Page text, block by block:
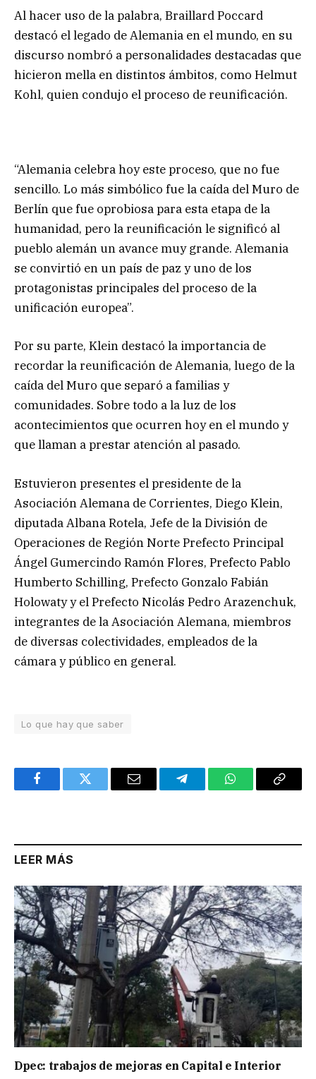
Al hacer uso de la palabra, Braillard Poccard
destacó el legado de Alemania en el mundo, en su
discurso nombró a personalidades destacadas que
hicieron mella en distintos ámbitos, como Helmut
Kohl, quien condujo el proceso de reunificación.
“Alemania celebra hoy este proceso, que no fue
sencillo. Lo más simbólico fue la caída del Muro de
Berlín que fue oprobiosa para esta etapa de la
humanidad, pero la reunificación le significó al
pueblo alemán un avance muy grande. Alemania
se convirtió en un país de paz y uno de los
protagonistas principales del proceso de la
unificación europea”.
Por su parte, Klein destacó la importancia de
recordar la reunificación de Alemania, luego de la
caída del Muro que separó a familias y
comunidades. Sobre todo a la luz de los
acontecimientos que ocurren hoy en el mundo y
que llaman a prestar atención al pasado.
Estuvieron presentes el presidente de la
Asociación Alemana de Corrientes, Diego Klein,
diputada Albana Rotela, Jefe de la División de
Operaciones de Región Norte Prefecto Principal
Ángel Gumercindo Ramón Flores, Prefecto Pablo
Humberto Schilling, Prefecto Gonzalo Fabián
Holowaty y el Prefecto Nicolás Pedro Arazenchuk,
integrantes de la Asociación Alemana, miembros
de diversas colectividades, empleados de la
cámara y público en general.
Lo que hay que saber
FacebookTwitter Email TelegramWhatsAppCopy
LEER MÁS
Dpec: trabajos de mejoras en Capital e Interior